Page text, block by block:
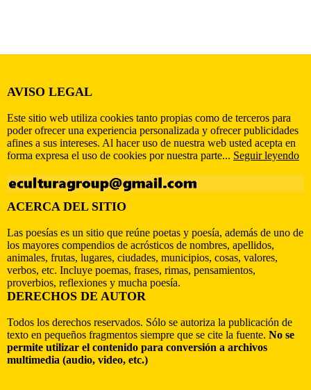
AVISO LEGAL
Este sitio web utiliza cookies tanto propias como de terceros para
poder ofrecer una experiencia personalizada y ofrecer publicidades
afines a sus intereses. Al hacer uso de nuestra web usted acepta en
forma expresa el uso de cookies por nuestra parte... Seguir leyendo
ACERCA DEL SITIO
Las poesías es un sitio que reúne poetas y poesía, además de uno de
los mayores compendios de acrósticos de nombres, apellidos,
animales, frutas, lugares, ciudades, municipios, cosas, valores,
verbos, etc. Incluye poemas, frases, rimas, pensamientos,
proverbios, reflexiones y mucha poesía.
DERECHOS DE AUTOR
Todos los derechos reservados. Sólo se autoriza la publicación de
texto en pequeños fragmentos siempre que se cite la fuente. No se
permite utilizar el contenido para conversión a archivos
multimedia (audio, video, etc.)